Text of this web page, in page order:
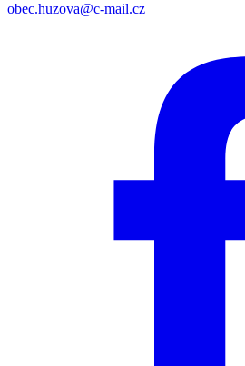
obec.huzova@c-mail.cz